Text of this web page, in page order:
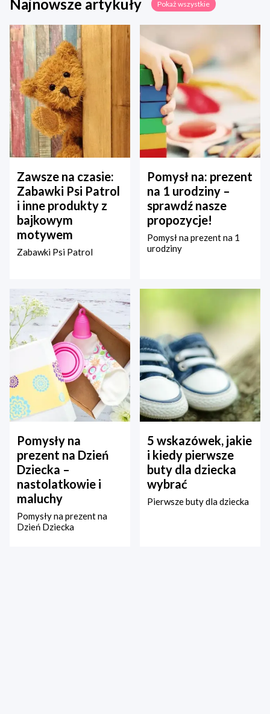
Najnowsze artykuły Pokaż wszystkie
Zawsze na czasie:
Zabawki Psi Patrol
i inne produkty z
bajkowym
motywem
Zabawki Psi Patrol
Pomysł na: prezent
na 1 urodziny –
sprawdź nasze
propozycje!
Pomysł na prezent na 1
urodziny
Pomysły na
prezent na Dzień
Dziecka –
nastolatkowie i
maluchy
Pomysły na prezent na
Dzień Dziecka
5 wskazówek, jakie
i kiedy pierwsze
buty dla dziecka
wybrać
Pierwsze buty dla dziecka